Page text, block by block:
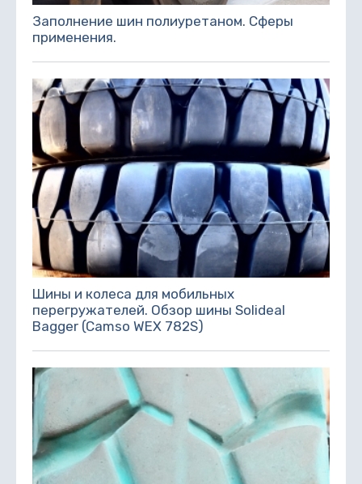
Заполнение шин полиуретаном. Сферы
применения.
Шины и колеса для мобильных
перегружателей. Обзор шины Solideal
Bagger (Camso WEX 782S)